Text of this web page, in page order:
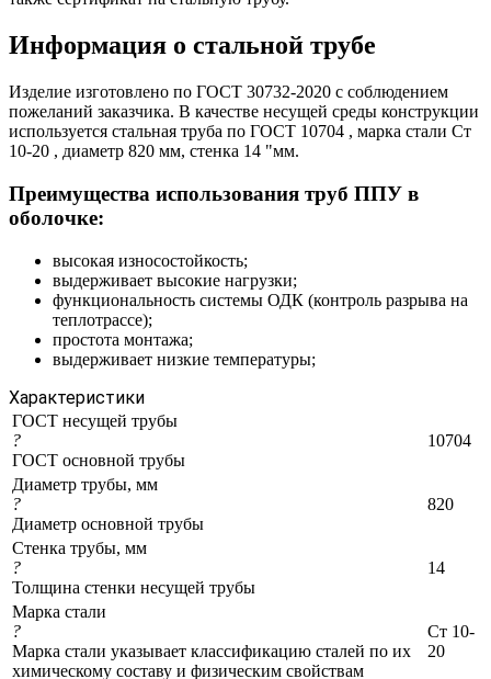
Информация о стальной трубе
Изделие изготовлено по ГОСТ 30732-2020 с соблюдением
пожеланий заказчика. В качестве несущей среды конструкции
используется стальная труба по ГОСТ 10704 , марка стали Ст
10-20 , диаметр 820 мм, стенка 14 "мм.
Преимущества использования труб ППУ в
оболочке:
высокая износостойкость;
выдерживает высокие нагрузки;
функциональность системы ОДК (контроль разрыва на
теплотрассе);
простота монтажа;
выдерживает низкие температуры;
Характеристики
ГОСТ несущей трубы
?
ГОСТ основной трубы
10704
Диаметр трубы, мм
?
Диаметр основной трубы
820
Стенка трубы, мм
?
Толщина стенки несущей трубы
14
Марка стали
?
Марка стали указывает классификацию сталей по их
химическому составу и физическим свойствам
Ст 10-
20